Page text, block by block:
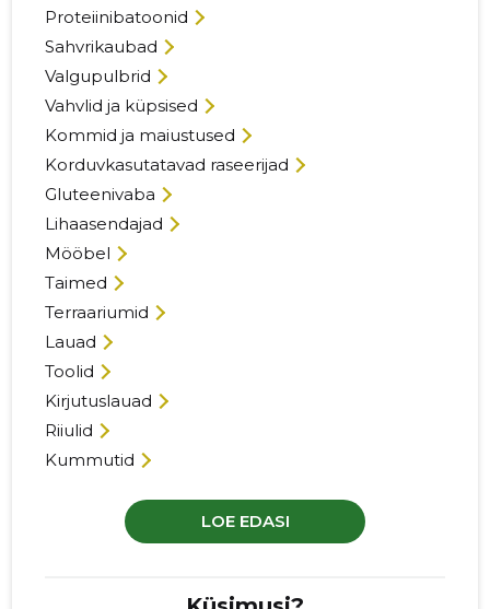
Proteiinibatoonid
Sahvrikaubad
Valgupulbrid
Vahvlid ja küpsised
Kommid ja maiustused
Korduvkasutatavad raseerijad
Gluteenivaba
Lihaasendajad
Mööbel
Taimed
Terraariumid
Lauad
Toolid
Kirjutuslauad
Riiulid
Kummutid
LOE EDASI